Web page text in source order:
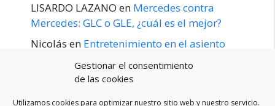
Gestionar el consentimiento
de las cookies
Utilizamos cookies para optimizar nuestro sitio web y nuestro servicio.
LISARDO LAZANO en Mercedes contra
Mercedes: GLC o GLE, ¿cuál es el mejor?
Nicolás en Entretenimiento en el asiento
principios de 2020